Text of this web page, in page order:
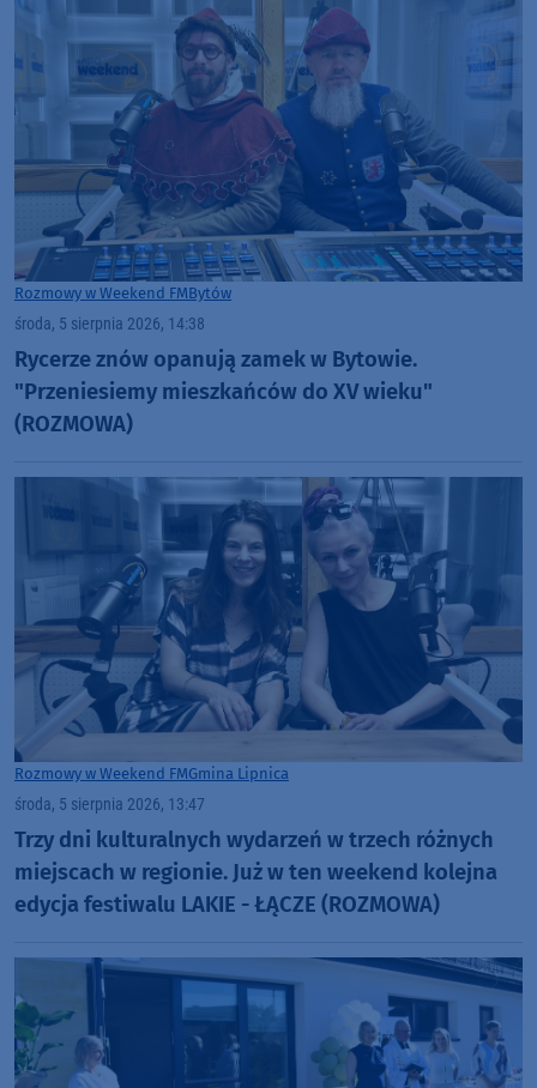
Rozmowy w Weekend FMBytów
środa, 5 sierpnia 2026, 14:38
Rycerze znów opanują zamek w Bytowie.
"Przeniesiemy mieszkańców do XV wieku"
(ROZMOWA)
Rozmowy w Weekend FMGmina Lipnica
środa, 5 sierpnia 2026, 13:47
Trzy dni kulturalnych wydarzeń w trzech różnych
miejscach w regionie. Już w ten weekend kolejna
edycja festiwalu LAKIE - ŁĄCZE (ROZMOWA)